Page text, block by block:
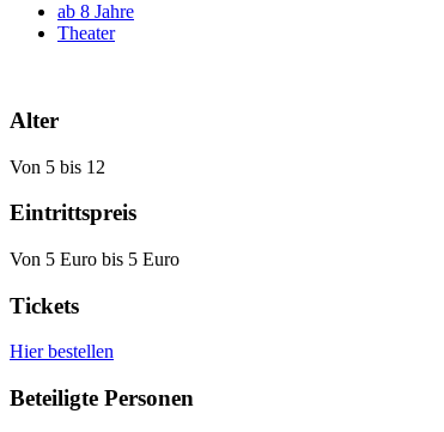
ab 8 Jahre
Theater
Alter
Von 5 bis 12
Eintrittspreis
Von 5 Euro bis 5 Euro
Tickets
Hier bestellen
Beteiligte Personen